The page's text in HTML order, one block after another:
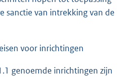
sanctie van intrekking van de
voor inrichtingen
genoemde inrichtingen zijn